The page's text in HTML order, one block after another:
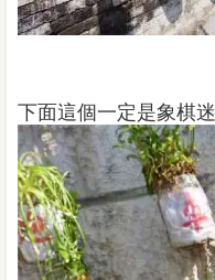
下面這個一定是象棋迷